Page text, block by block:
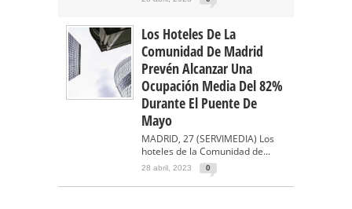
Los Hoteles De La
Comunidad De Madrid
Prevén Alcanzar Una
Ocupación Media Del 82%
Durante El Puente De
Mayo
MADRID, 27 (SERVIMEDIA) Los
hoteles de la Comunidad de...
28 abril, 2023 0